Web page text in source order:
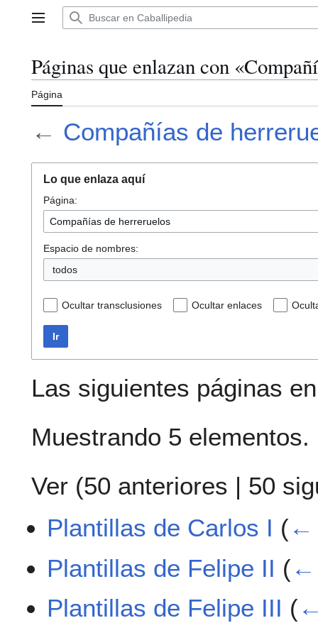
Menú principal
Páginas que enlazan con
Página
← Compañías de
Lo que enlaza aquí
Página:
Espacio de nombres:
todos
Ocultar transclusiones Ocultar enlaces
Ir
Las siguientes páginas
Muestrando 5 elementos.
Ver (50 anteriores | 50
Plantillas de Carlos I (←
Plantillas de Felipe II (←
Plantillas de Felipe III (